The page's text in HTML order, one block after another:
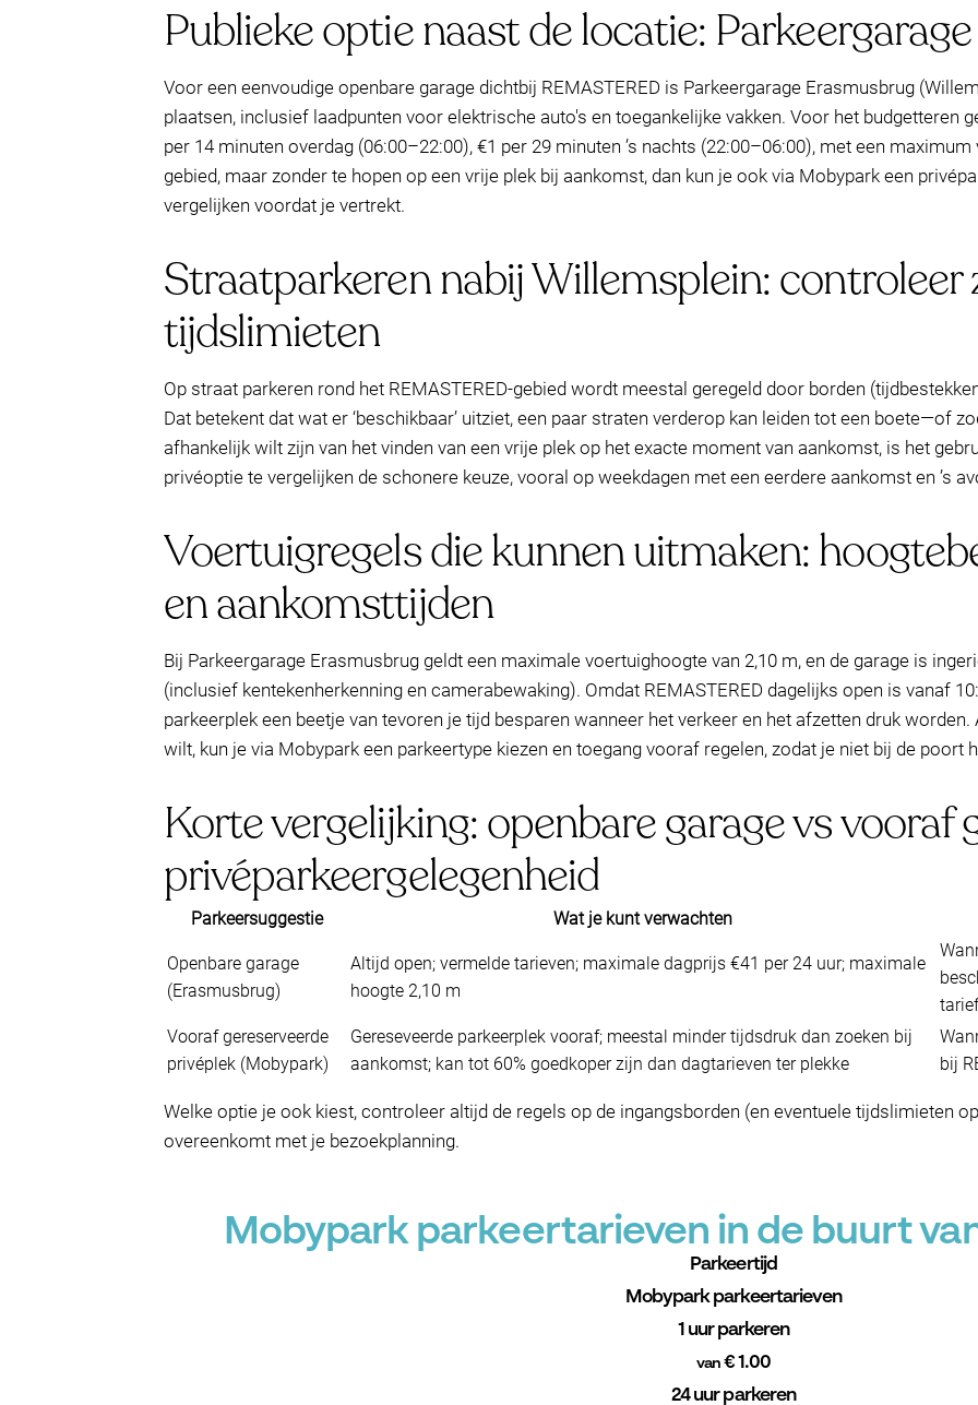
Publieke optie naast de locatie:
Voor een eenvoudige openbare garage dichtbij REMASTERED is Parkeergarage Erasmusbrug
plaatsen, inclusief laadpunten voor elektrische auto's en toegankelijke vakken. Voor het budgetteren
per 14 minuten overdag (06:00–22:00), €1 per 29 minuten ’s nachts (22:00–06:00), met een
gebied, maar zonder te hopen op een vrije plek bij aankomst, dan kun je ook via Mobypark een
vergelijken voordat je vertrekt.
Straatparkeren nabij Willemsplein: controleer
tijdslimieten
Op straat parkeren rond het REMASTERED-gebied wordt meestal geregeld door borden
Dat betekent dat wat er ‘beschikbaar’ uitziet, een paar straten verderop kan leiden tot een boete—of
afhankelijk wilt zijn van het vinden van een vrije plek op het exacte moment van aankomst, is het
privéoptie te vergelijken de schonere keuze, vooral op weekdagen met een eerdere aankomst en ’s
Voertuigregels die kunnen uitmaken:
en aankomsttijden
Bij Parkeergarage Erasmusbrug geldt een maximale voertuighoogte van 2,10 m, en de garage is
(inclusief kentekenherkenning en camerabewaking). Omdat REMASTERED dagelijks open is vanaf
parkeerplek een beetje van tevoren je tijd besparen wanneer het verkeer en het afzetten druk
wilt, kun je via Mobypark een parkeertype kiezen en toegang vooraf regelen, zodat je niet bij de poort
Korte vergelijking: openbare garage vs vooraf
privéparkeergelegenheid
Parkeersuggestie Wat je kunt verwachten
Openbare garage
(Erasmusbrug)
Altijd open; vermelde tarieven; maximale dagprijs €41 per 24 uur; maximale
hoogte 2,10 m
Vooraf gereserveerde
privéplek (Mobypark)
Gereseveerde parkeerplek vooraf; meestal minder tijdsdruk dan zoeken bij
aankomst; kan tot 60% goedkoper zijn dan dagtarieven ter plekke
bij
Welke optie je ook kiest, controleer altijd de regels op de ingangsborden (en eventuele tijdslimieten
overeenkomt met je bezoekplanning.
Mobypark parkeertarieven in de buurt van
Parkeertijd
Mobypark parkeertarieven
1 uur parkeren
van€ 1.00
24 uur parkeren